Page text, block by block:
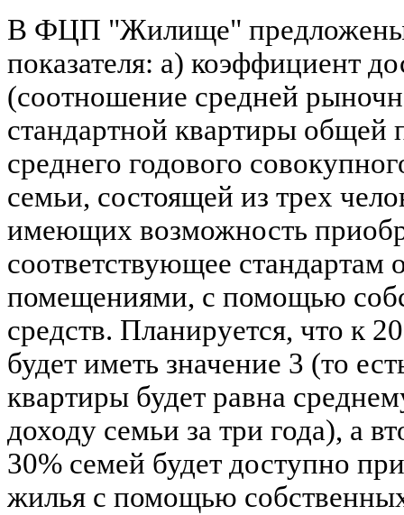
В ФЦП "Жилище" предложены
показателя: а) коэффициент
(соотношение средней
стандартной квартиры
среднего годового
семьи, состоящей из трех
имеющих возможность
соответствующее
помещениями, с помощью
средств. Планируется, что к
будет иметь значение 3 (то
квартиры будет равна
доходу семьи за три года), а
30% семей будет доступно
жилья с помощью